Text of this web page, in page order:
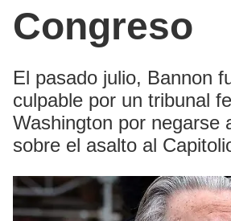
Congreso
El pasado julio, Bannon
culpable por un tribunal
Washington por negarse
sobre el asalto al